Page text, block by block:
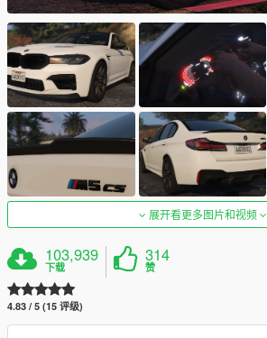
展开看更多图片和视频
103,939
下载
314
赞
4.83 / 5 (15 评级)